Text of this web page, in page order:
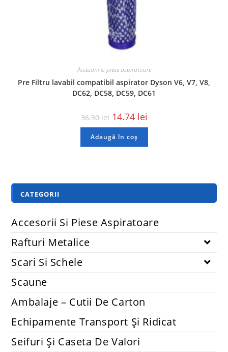
Accesorii si piese aspiratoare
Pre Filtru lavabil compatibil aspirator Dyson V6, V7, V8,
DC62, DC58, DC59, DC61
36.30lei 14.74 lei
Adaugă în coș
CATEGORII
Accesorii Si Piese Aspiratoare
Rafturi Metalice
Scari Si Schele
Scaune
Ambalaje – Cutii De Carton
Echipamente Transport Și Ridicat
Seifuri Și Caseta De Valori